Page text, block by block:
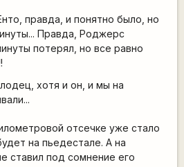
правда, и понятно было, но
Правда, Роджерс
потерял, но все равно
хотя и он, и мы на
отсечке уже стало
на пьедестале. А на
ставил под сомнение его